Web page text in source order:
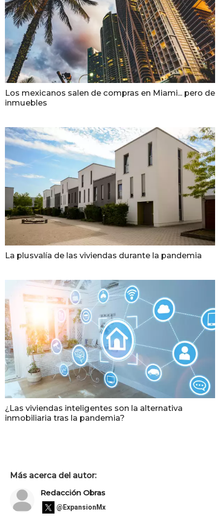
Los mexicanos salen de compras en Miami... pero de
inmuebles
La plusvalía de las viviendas durante la pandemia
¿Las viviendas inteligentes son la alternativa
inmobiliaria tras la pandemia?
Más acerca del autor:
Redacción Obras
@ExpansionMx